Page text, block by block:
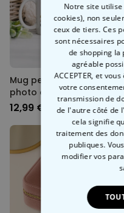
Mug personnalisé avec
photo et message
12,99 €
Notre site
cookies), non
ceux de tiers. Ces
sont nécessaires
de shopping la
agréable
ACCEPTER, et
votre
transmission de
de l'autre côté de
cela signifie
traitement des
publiques.
modifier vos